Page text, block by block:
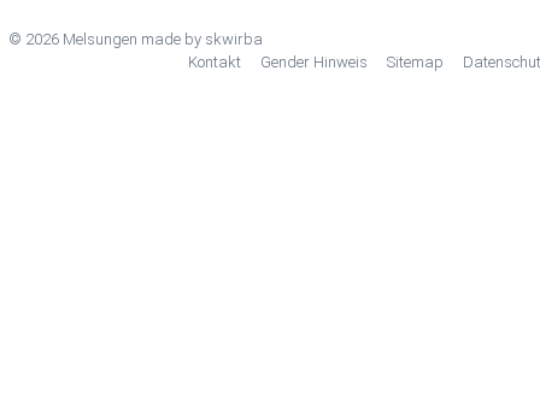
© 2026 Melsungen made by skwirba
Kontakt
Gender Hinweis Sitemap